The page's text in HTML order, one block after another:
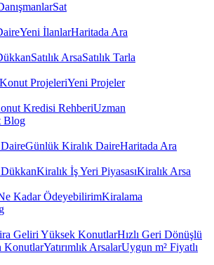
Sat
Yeni İlanlarHaritada Ara
Satılık ArsaSatılık Tarla
ProjeleriYeni Projeler
Kredisi RehberiUzman
Blog
Günlük Kiralık DaireHaritada Ara
Kiralık İş Yeri PiyasasıKiralık Arsa
Kadar ÖdeyebilirimKiralama
Geliri Yüksek KonutlarHızlı Geri Dönüşlü
KonutlarYatırımlık ArsalarUygun m² Fiyatlı